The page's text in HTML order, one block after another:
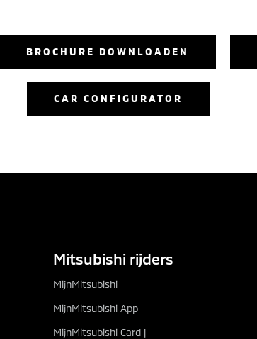
BROCHURE DOWNLOADEN
CAR CONFIGURATOR
Mitsubishi rijders
MijnMitsubishi
MijnMitsubishi App
MijnMitsubishi Card |